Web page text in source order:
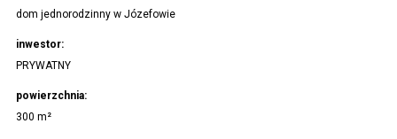
dom jednorodzinny w Józefowie
inwestor:
PRYWATNY
powierzchnia:
300 m²